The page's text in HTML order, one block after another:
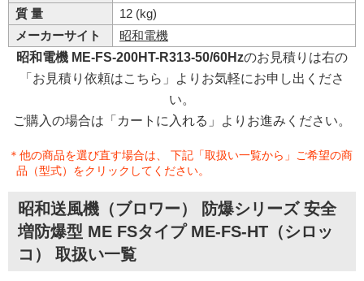
質 量
12 (kg)
メーカーサイト
昭和電機
昭和電機 ME-FS-200HT-R313-50/60Hzのお見積りは右の
「お見積り依頼はこちら」よりお気軽にお申し出くださ
い。
ご購入の場合は「カートに入れる」よりお進みください。
＊他の商品を選び直す場合は、 下記「取扱い一覧から」ご希望の商
品（型式）をクリックしてください。
昭和送風機（ブロワー） 防爆シリーズ 安全
増防爆型 ME FSタイプ ME-FS-HT（シロッ
コ） 取扱い一覧